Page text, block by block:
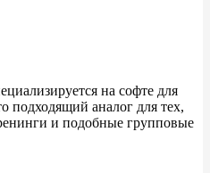
на софте для
подходящий аналог для тех,
и подобные групповые